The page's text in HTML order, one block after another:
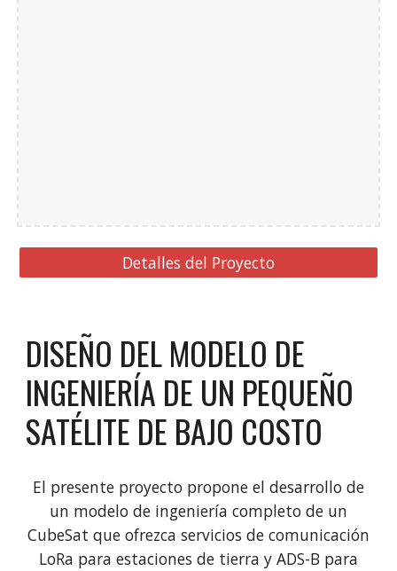
Detalles del Proyecto
DISEÑO DEL MODELO DE
INGENIERÍA DE UN PEQUEÑO
SATÉLITE DE BAJO COSTO
El presente proyecto propone el desarrollo de
un modelo de ingeniería completo de un
CubeSat que ofrezca servicios de comunicación
LoRa para estaciones de tierra y ADS-B para